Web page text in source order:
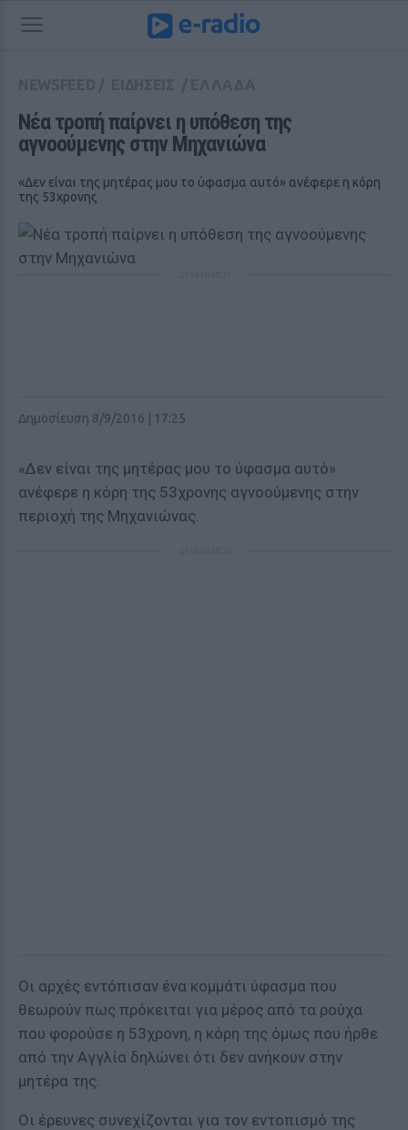
Νέα τροπή παίρνει η υπόθεση της
αγνοούμενης στην Μηχανιώνα
«Δεν είναι της μητέρας μου το ύφασμα αυτό» ανέφερε η κόρη
της 53χρονης
Δημοσίευση 8/9/2016 | 17:25
«Δεν είναι της μητέρας μου το ύφασμα αυτό»
ανέφερε η κόρη της 53χρονης αγνοούμενης στην
περιοχή της Μηχανιώνας.
Οι αρχές εντόπισαν ένα κομμάτι ύφασμα που
θεωρούν πως πρόκειται για μέρος από τα ρούχα
που φορούσε η 53χρονη, η κόρη της όμως που ήρθε
από την Αγγλία δηλώνει ότι δεν ανήκουν στην
μητέρα της.
Οι έρευνες συνεχίζονται για τον εντοπισμό της